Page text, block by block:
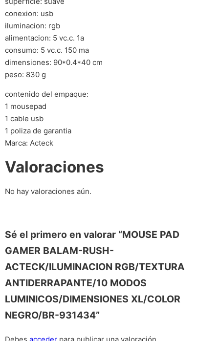
conexion: usb
iluminacion: rgb
alimentacion: 5 vc.c. 1a
consumo: 5 vc.c. 150 ma
dimensiones: 90*0.4*40 cm
peso: 830 g
contenido del empaque:
1 mousepad
1 cable usb
1 poliza de garantia
Marca: Acteck
Valoraciones
No hay valoraciones aún.
Sé el primero en valorar “MOUSE PAD
GAMER BALAM-RUSH-
ACTECK/ILUMINACION RGB/TEXTURA
ANTIDERRAPANTE/10 MODOS
LUMINICOS/DIMENSIONES XL/COLOR
NEGRO/BR-931434”